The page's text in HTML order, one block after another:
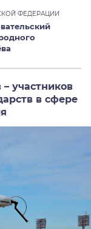
ФЕДЕРАЦИИ
– участников
в сфере